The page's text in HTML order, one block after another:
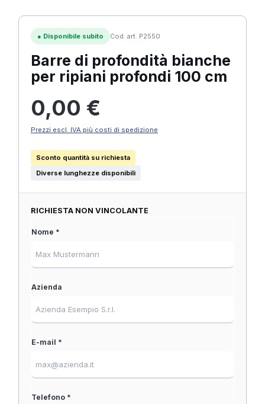
● Disponibile subito Cod. art. P2550
Barre di profondità bianche
per ripiani profondi 100 cm
0,00 €
Prezzi escl. IVA più costi di spedizione
Sconto quantità su richiesta
Diverse lunghezze disponibili
RICHIESTA NON VINCOLANTE
Nome *
Azienda
E-mail *
Telefono *